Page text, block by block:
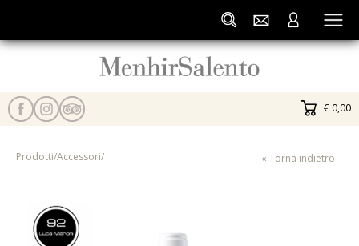
€ 0,00
Prodotti/Accessori/ « Torna indietro